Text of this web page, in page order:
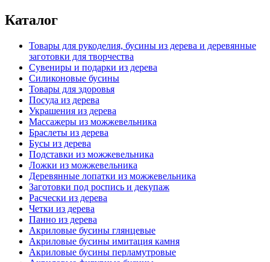
Каталог
Товары для рукоделия, бусины из дерева и деревянные
заготовки для творчества
Сувениры и подарки из дерева
Силиконовые бусины
Товары для здоровья
Посуда из дерева
Украшения из дерева
Массажеры из можжевельника
Браслеты из дерева
Бусы из дерева
Подставки из можжевельника
Ложки из можжевельника
Деревянные лопатки из можжевельника
Заготовки под роспись и декупаж
Расчески из дерева
Четки из дерева
Панно из дерева
Акриловые бусины глянцевые
Акриловые бусины имитация камня
Акриловые бусины перламутровые